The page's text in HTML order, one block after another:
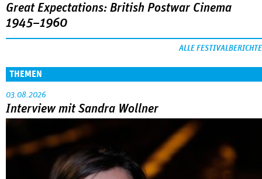
Great Expectations: British Postwar Cinema
1945–1960
ALLE FESTIVALBERICHTE
THEMEN
03.08.2026
Interview mit Sandra Wollner